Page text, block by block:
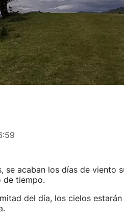
se acaban los días de viento
de tiempo.
del día, los cielos